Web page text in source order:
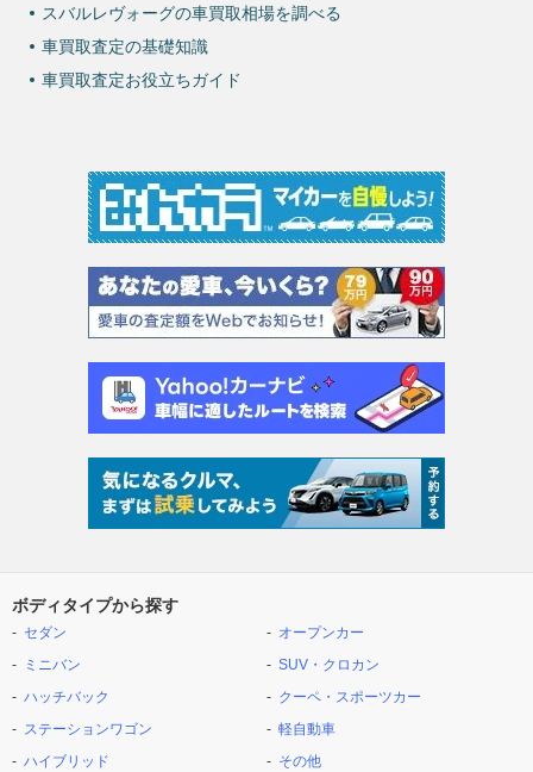
スバルレヴォーグの車買取相場を調べる
車買取査定の基礎知識
車買取査定お役立ちガイド
ボディタイプから探す
セダン
ミニバン
ハッチバック
ステーションワゴン
ハイブリッド
オープンカー
SUV・クロカン
クーペ・スポーツカー
軽自動車
その他